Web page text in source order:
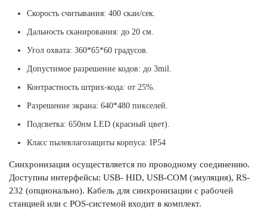
Скорость считывания: 400 скан/сек.
Дальность сканирования: до 20 см.
Угол охвата: 360*65*60 градусов.
Допустимое разрешение кодов: до 3mil.
Контрастность штрих-кода: от 25%.
Разрешение экрана: 640*480 пикселей.
Подсветка: 650нм LED (красный цвет).
Класс пылевлагозащиты корпуса: IP54
Синхронизация осуществляется по проводному соединению.
Доступны интерфейсы: USB- HID, USB-COM (эмуляция), RS-
232 (опционально). Кабель для синхронизации с рабочей
станцией или с POS-системой входит в комплект.